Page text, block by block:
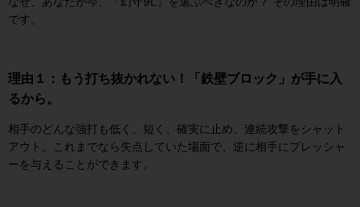
です。
理由１：もう打ち抜かれない！「鉄壁ブロック」が手に入
るから。
相手のどんな強打も低く、短く、確実に止め、連続攻撃をシャット
アウト。これまでなら失点していた場面で、逆に相手にプレッシャ
ーを与えることができます。